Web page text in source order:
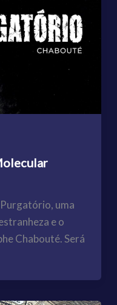
uma
e o
Chabouté. Será